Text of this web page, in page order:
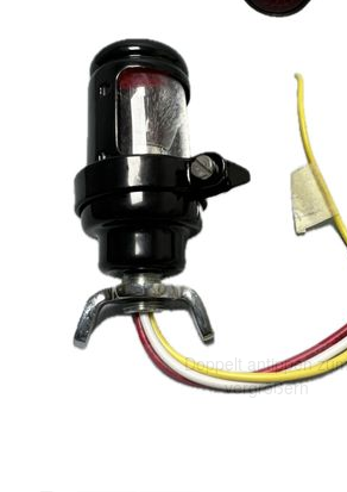
Doppelt antippen
vergrößern